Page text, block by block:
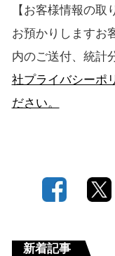
【お客様情報の取
お預かりしますお
内のご送付、統計
社プライバシーポ
ださい。
新着記事